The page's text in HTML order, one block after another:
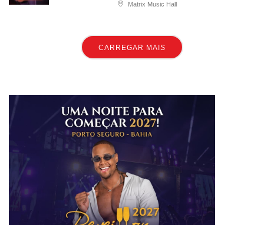
Matrix Music Hall
CARREGAR MAIS